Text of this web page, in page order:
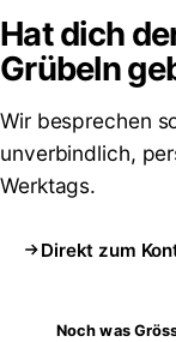
Hat dich
Grübeln
Wir besprechen
unverbindlich,
Werktags.
Direkt zum
Noch was